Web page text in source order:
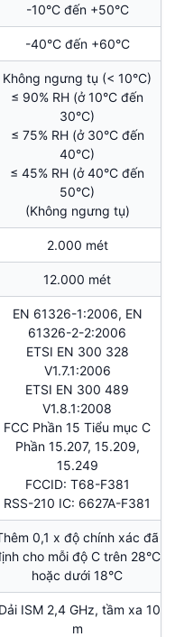
-10°C đến +50°C
-40°C đến +60°C
Không ngưng tụ (< 10°C)
≤ 90% RH (ở 10°C đến
30°C)
≤ 75% RH (ở 30°C đến
40°C)
≤ 45% RH (ở 40°C đến
50°C)
(Không ngưng tụ)
2.000 mét
12.000 mét
EN 61326-1:2006, EN
61326-2-2:2006
ETSI EN 300 328
V1.7.1:2006
ETSI EN 300 489
V1.8.1:2008
FCC Phần 15 Tiểu mục C
Phần 15.207, 15.209,
15.249
FCCID: T68-F381
RSS-210 IC: 6627A-F381
0,1 x độ chính xác đã
cho mỗi độ C trên 28°C
hoặc dưới 18°C
Dải ISM 2,4 GHz, tầm xa 10
m